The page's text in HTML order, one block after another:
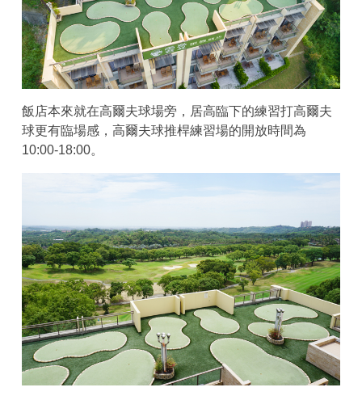
飯店本來就在高爾夫球場旁，居高臨下的練習打高爾夫
球更有臨場感，高爾夫球推桿練習場的開放時間為
10:00-18:00。